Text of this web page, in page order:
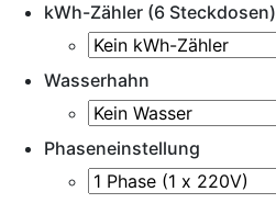
kWh-Zähler (6 Steckdosen)
Wasserhahn
Phaseneinstellung